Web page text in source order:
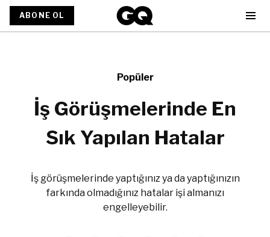
ABONE OL
Popüler
İş Görüşmelerinde En
Sık Yapılan Hatalar
İş görüşmelerinde yaptığınız ya da yaptığınızın
farkında olmadığınız hatalar işi almanızı
engelleyebilir.